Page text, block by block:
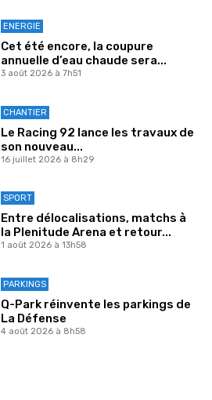
ENERGIE
Cet été encore, la coupure
annuelle d’eau chaude sera...
3 août 2026 à 7h51
CHANTIER
Le Racing 92 lance les travaux de
son nouveau...
16 juillet 2026 à 8h29
SPORT
Entre délocalisations, matchs à
la Plenitude Arena et retour...
1 août 2026 à 13h58
PARKINGS
Q-Park réinvente les parkings de
La Défense
4 août 2026 à 8h58